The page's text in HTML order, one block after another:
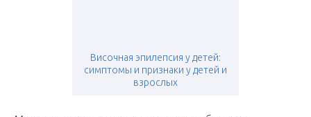
Височная эпилепсия у детей:
симптомы и признаки у детей и
взрослых